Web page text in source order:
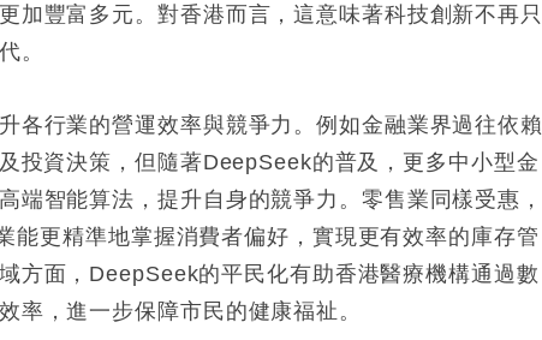
加豐富多元。對香港而言，這意味著科技創新不再只
。
各行業的營運效率與競爭力。例如金融業界過往依賴
投資決策，但隨著DeepSeek的普及，更多中小型金
端智能算法，提升自身的競爭力。零售業同樣受惠，
能更精準地掌握消費者偏好，實現更有效率的庫存管
方面，DeepSeek的平民化有助香港醫療機構通過數
率，進一步保障市民的健康福祉。